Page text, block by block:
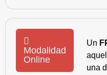
Modalidad
Online
Un
una